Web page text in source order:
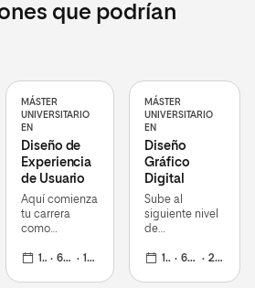
que podrían
MÁSTER
UNIVERSITARIO
EN
Diseño de
Experiencia
de Usuario
Aquí comienza
tu carrera
como
interfaces para
1 curso 60 ECTS 16 mar 2026
MÁSTER
UNIVERSITARIO
EN
Diseño
Gráfico
Digital
Sube al
siguiente nivel
de
digital con la
1 curso 60 ECTS 2 nov 2026